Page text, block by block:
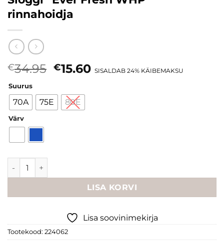
rinnahoidja
€34.95 Algne
oli:
€34.95.
€15.60Current
SISALDAB 24% KÄIBEMAKSU
Suurus
70A 75E 80E
Värv
Sloggi "Ever Fresh WHP" rinnahoidja kogus
LISA KORVI
Lisa soovinimekirja
Tootekood: 224062